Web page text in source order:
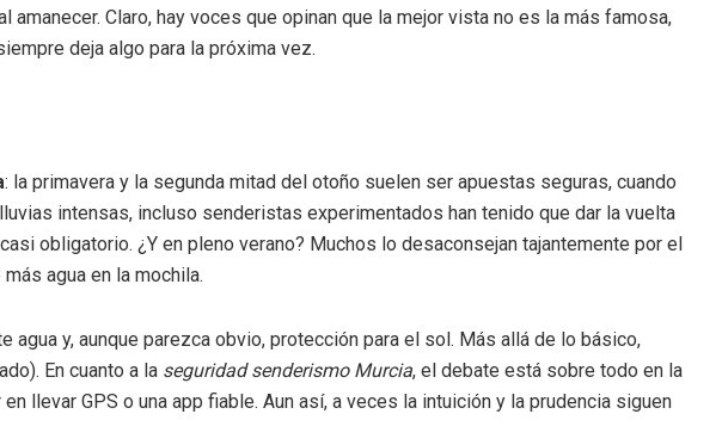
Claro, hay voces que opinan que la mejor vista no es la más famosa,
deja algo para la próxima vez.
: la primavera y la segunda mitad del otoño suelen ser apuestas seguras, cuando
intensas, incluso senderistas experimentados han tenido que dar la vuelta
obligatorio. ¿Y en pleno verano? Muchos lo desaconsejan tajantemente por el
agua en la mochila.
agua y, aunque parezca obvio, protección para el sol. Más allá de lo básico,
En cuanto a la seguridad senderismo Murcia, el debate está sobre todo en la
llevar GPS o una app fiable. Aun así, a veces la intuición y la prudencia siguen